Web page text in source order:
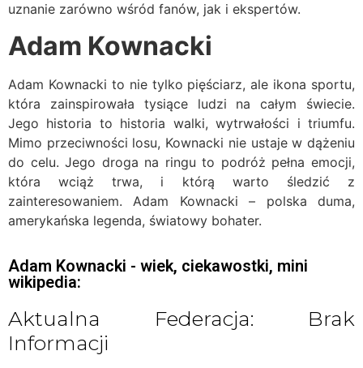
uznanie zarówno wśród fanów, jak i ekspertów.
Adam Kownacki
Adam Kownacki to nie tylko pięściarz, ale ikona sportu,
która zainspirowała tysiące ludzi na całym świecie.
Jego historia to historia walki, wytrwałości i triumfu.
Mimo przeciwności losu, Kownacki nie ustaje w dążeniu
do celu. Jego droga na ringu to podróż pełna emocji,
która wciąż trwa, i którą warto śledzić z
zainteresowaniem. Adam Kownacki – polska duma,
amerykańska legenda, światowy bohater.
Adam Kownacki - wiek, ciekawostki, mini
wikipedia:
Aktualna Federacja: Brak
Informacji